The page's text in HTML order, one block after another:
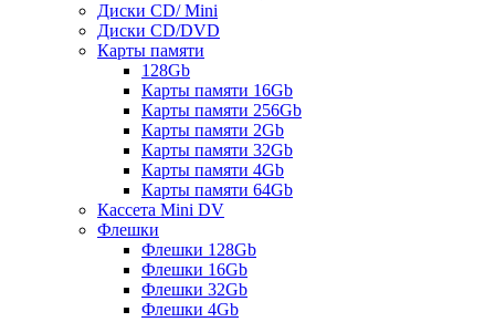
Диски CD/ Mini
Диски CD/DVD
Карты памяти
128Gb
Карты памяти 16Gb
Карты памяти 256Gb
Карты памяти 2Gb
Карты памяти 32Gb
Карты памяти 4Gb
Карты памяти 64Gb
Кассета Mini DV
Флешки
Флешки 128Gb
Флешки 16Gb
Флешки 32Gb
Флешки 4Gb